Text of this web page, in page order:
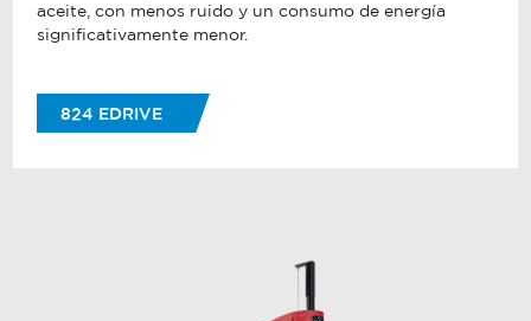
aceite, con menos ruido y un consumo de energía
significativamente menor.
824 EDRIVE